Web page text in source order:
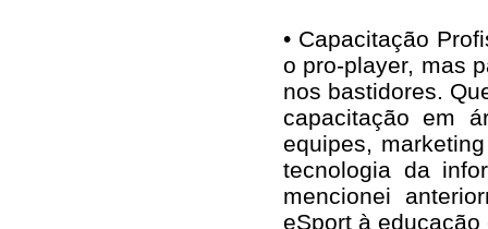
• Capacitação
o pro-player, mas
nos bastidores.
capacitação em
equipes,
tecnologia da
mencionei
eSport à